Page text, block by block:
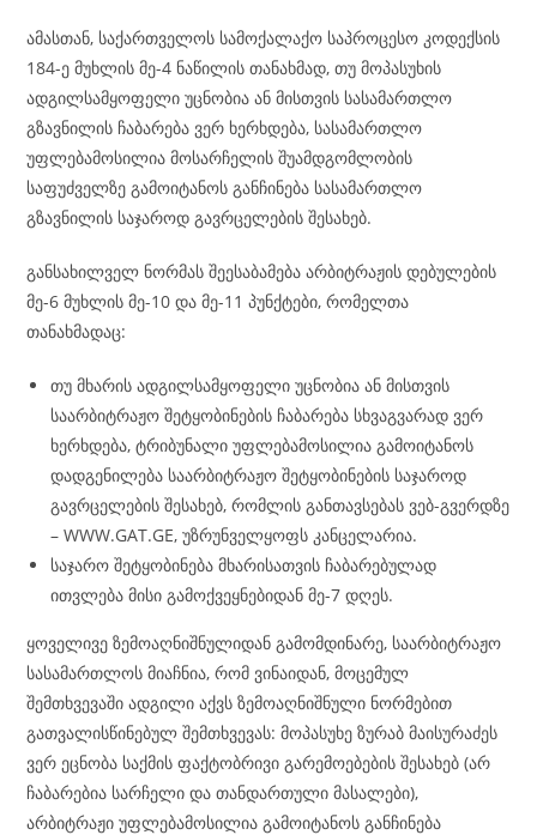
ამასთან, საქართველოს სამოქალაქო საპროცესო კოდექსის
184-ე მუხლის მე-4 ნაწილის თანახმად, თუ მოპასუხის
ადგილსამყოფელი უცნობია ან მისთვის სასამართლო
გზავნილის ჩაბარება ვერ ხერხდება, სასამართლო
უფლებამოსილია მოსარჩელის შუამდგომლობის
საფუძველზე გამოიტანოს განჩინება სასამართლო
გზავნილის საჯაროდ გავრცელების შესახებ.
განსახილველ ნორმას შეესაბამება არბიტრაჟის დებულების
მე-6 მუხლის მე-10 და მე-11 პუნქტები, რომელთა
თანახმადაც:
თუ მხარის ადგილსამყოფელი უცნობია ან მისთვის
საარბიტრაჟო შეტყობინების ჩაბარება სხვაგვარად ვერ
ხერხდება, ტრიბუნალი უფლებამოსილია გამოიტანოს
დადგენილება საარბიტრაჟო შეტყობინების საჯაროდ
გავრცელების შესახებ, რომლის განთავსებას ვებ-გვერდზე
– WWW.GAT.GE, უზრუნველყოფს კანცელარია.
საჯარო შეტყობინება მხარისათვის ჩაბარებულად
ითვლება მისი გამოქვეყნებიდან მე-7 დღეს.
ყოველივე ზემოაღნიშნულიდან გამომდინარე, საარბიტრაჟო
სასამართლოს მიაჩნია, რომ ვინაიდან, მოცემულ
შემთხვევაში ადგილი აქვს ზემოაღნიშნული ნორმებით
გათვალისწინებულ შემთხვევას: მოპასუხე ზურაბ მაისურაძეს
ვერ ეცნობა საქმის ფაქტობრივი გარემოებების შესახებ (არ
ჩაბარებია სარჩელი და თანდართული მასალები),
არბიტრაჟი უფლებამოსილია გამოიტანოს განჩინება